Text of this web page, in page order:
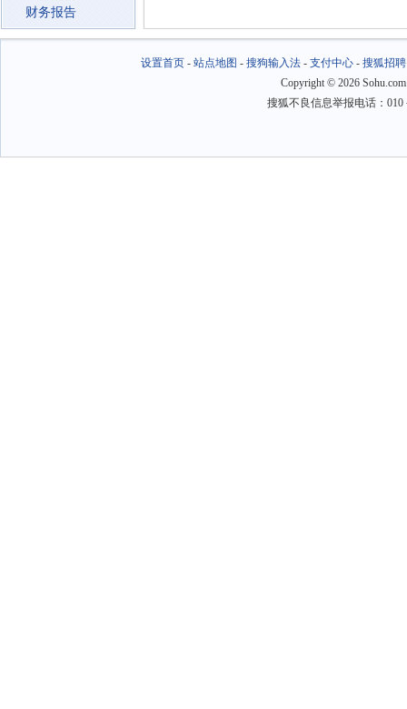
财务报告
设置首页- 站点地图 - 搜狗输入法- 支付中心- 搜狐招聘
Copyright © 2026
搜狐不良信息举报电话：010